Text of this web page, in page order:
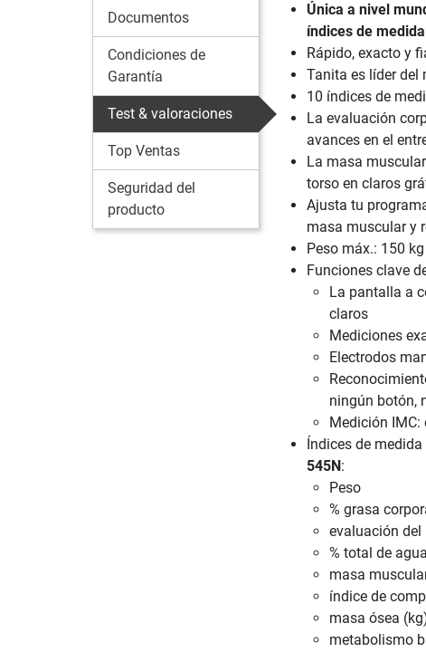
Documentos
Condiciones de
Garantía
Test & valoraciones
Top Ventas
Seguridad del
producto
Única a nivel
índices de medida
Rápido, exacto y
Tanita es líder del
10 índices de
La evaluación
avances en el
La masa
torso en claros
Ajusta tu
masa muscular y
Peso máx.: 150 kg
Funciones clave
La pantalla a
claros
Mediciones
Electrodos
ningún botón,
Medición IMC:
Índices de medida
545N :
Peso
% grasa
evaluación del
% total de
masa
índice de
masa ósea
metabolismo